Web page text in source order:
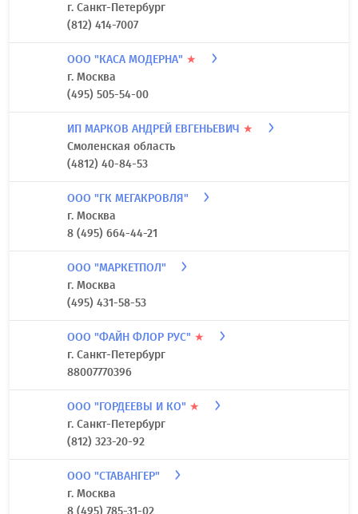
г. Санкт-Петербург
(812) 414-7007
ООО "КАСА МОДЕРНА" ★
г. Москва
(495) 505-54-00
ИП МАРКОВ АНДРЕЙ ЕВГЕНЬЕВИЧ ★
Смоленская область
(4812) 40-84-53
ООО "ГК МЕГАКРОВЛЯ"
г. Москва
8 (495) 664-44-21
ООО "МАРКЕТПОЛ"
г. Москва
(495) 431-58-53
ООО "ФАЙН ФЛОР РУС" ★
г. Санкт-Петербург
88007770396
ООО "ГОРДЕЕВЫ И КО" ★
г. Санкт-Петербург
(812) 323-20-92
ООО "СТАВАНГЕР"
г. Москва